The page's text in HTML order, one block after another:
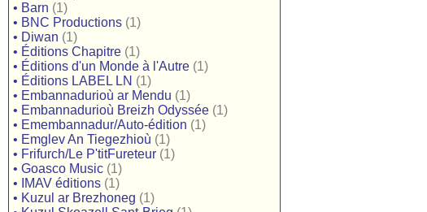
• Barn (1)
• BNC Productions (1)
• Diwan (1)
• Éditions Chapitre (1)
• Éditions d'un Monde à l'Autre (1)
• Éditions LABEL LN (1)
• Embannadurioù ar Mendu (1)
• Embannadurioù Breizh Odyssée (1)
• Emembannadur/Auto-édition (1)
• Emglev An Tiegezhioù (1)
• Frifurch/Le P'titFureteur (1)
• Goasco Music (1)
•
IMAV éditions (1)
• Kuzul ar Brezhoneg (1)